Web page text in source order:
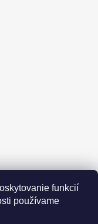
funkcií
používame